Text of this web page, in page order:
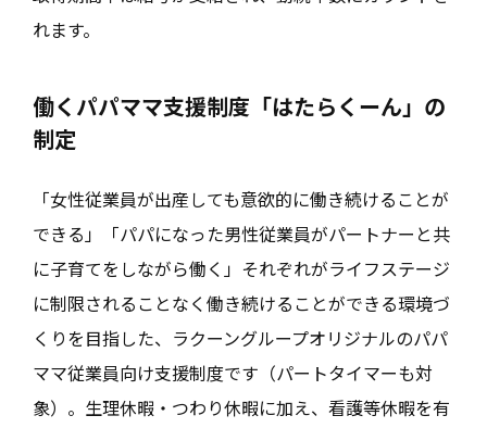
れます。
働くパパママ支援制度「はたらくーん」の
制定
「女性従業員が出産しても意欲的に働き続けることが
できる」「パパになった男性従業員がパートナーと共
に子育てをしながら働く」それぞれがライフステージ
に制限されることなく働き続けることができる環境づ
くりを目指した、ラクーングループオリジナルのパパ
ママ従業員向け支援制度です（パートタイマーも対
象）。生理休暇・つわり休暇に加え、看護等休暇を有